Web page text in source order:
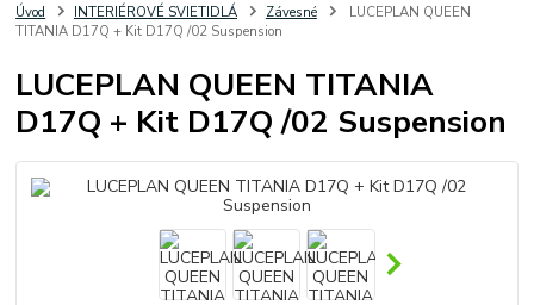
Úvod INTERIÉROVÉ SVIETIDLÁ Závesné
LUCEPLAN QUEEN
TITANIA D17Q + Kit D17Q /02 Suspension
LUCEPLAN QUEEN TITANIA
D17Q + Kit D17Q /02 Suspension